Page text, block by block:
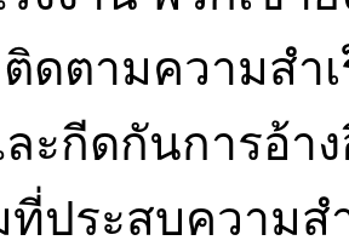
ดตามความสำ
ะกีดกันการอ้า
ประสบความส